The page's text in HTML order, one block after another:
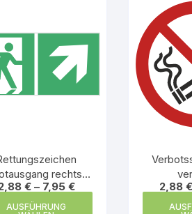
rechts
oben
€– 7,95 €
AUSFÜHRUNG
2,88 €